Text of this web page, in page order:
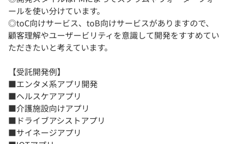
ールを使い分けています。
◎toC向けサービス、toB向けサービスがありますので、
顧客理解やユーザービリティを意識して開発をすすめてい
ただきたいと考えています。
【受託開発例】
■エンタメ系アプリ開発
■ヘルスケアアプリ
■介護施設向けアプリ
■ドライブアシストアプリ
■サイネージアプリ